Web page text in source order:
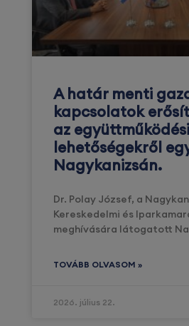
A határ menti
kapcsolatok
az együttműködési
lehetőségekről
Nagykanizsán.
Dr. Polay József, a
Kereskedelmi és
meghívására látogatott
TOVÁBB OLVASOM »
2026. július 22.